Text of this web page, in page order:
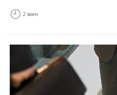
2 мин.